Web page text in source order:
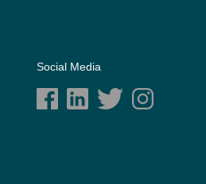
Social Media